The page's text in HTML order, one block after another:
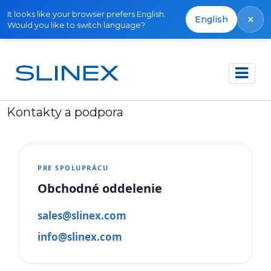
It looks like your browser prefers English.
Would you like to switch language?
English ×
Domov Kontakty a podpora
Kontakty a podpora
PRE SPOLUPRÁCU
Obchodné oddelenie
sales@slinex.com
info@slinex.com